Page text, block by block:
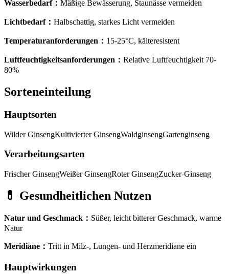
Wasserbedarf： Mäßige Bewässerung, Staunässe vermeiden
Lichtbedarf： Halbschattig, starkes Licht vermeiden
Temperaturanforderungen ： 15-25°C, kälteresistent
Luftfeuchtigkeitsanforderungen ： Relative Luftfeuchtigkeit 70-
80%
Sorteneinteilung
Hauptsorten
Wilder GinsengKultivierter GinsengWaldginsengGartenginseng
Verarbeitungsarten
Frischer GinsengWeißer GinsengRoter GinsengZucker-Ginseng
💊 Gesundheitlichen Nutzen
Natur und Geschmack ： Süßer, leicht bitterer Geschmack, warme
Natur
Meridiane ： Tritt in Milz-, Lungen- und Herzmeridiane ein
Hauptwirkungen